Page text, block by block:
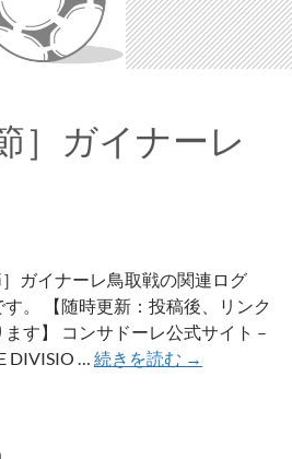
］ガイナーレ
ガイナーレ鳥取戦の関連ログ
す。 【随時更新：投稿後、リンク
す】 コンサドーレ公式サイト –
DIVISIO … 続きを読む 2013［第
→